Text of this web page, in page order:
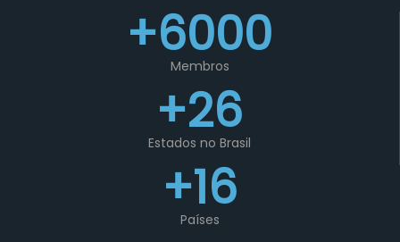
+6000
Membros
+26
Estados no Brasil
+16
Países